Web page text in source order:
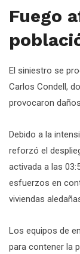
Fuego
El siniestro se
Carlos Condell,
provocaron
Debido a la
reforzó el
activada a las
esfuerzos en
viviendas
Los equipos de
para contener la